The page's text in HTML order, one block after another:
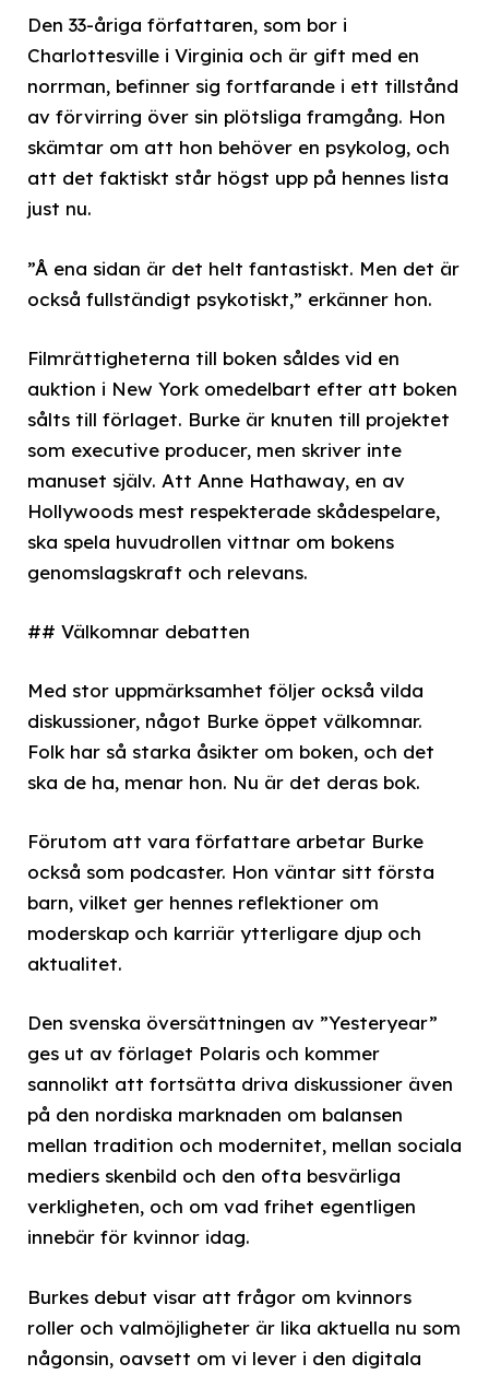
Den 33-åriga författaren, som bor i
Charlottesville i Virginia och är gift med en
norrman, befinner sig fortfarande i ett tillstånd
av förvirring över sin plötsliga framgång. Hon
skämtar om att hon behöver en psykolog, och
att det faktiskt står högst upp på hennes lista
just nu.
”Å ena sidan är det helt fantastiskt. Men det är
också fullständigt psykotiskt,” erkänner hon.
Filmrättigheterna till boken såldes vid en
auktion i New York omedelbart efter att boken
sålts till förlaget. Burke är knuten till projektet
som executive producer, men skriver inte
manuset själv. Att Anne Hathaway, en av
Hollywoods mest respekterade skådespelare,
ska spela huvudrollen vittnar om bokens
genomslagskraft och relevans.
## Välkomnar debatten
Med stor uppmärksamhet följer också vilda
diskussioner, något Burke öppet välkomnar.
Folk har så starka åsikter om boken, och det
ska de ha, menar hon. Nu är det deras bok.
Förutom att vara författare arbetar Burke
också som podcaster. Hon väntar sitt första
barn, vilket ger hennes reflektioner om
moderskap och karriär ytterligare djup och
aktualitet.
Den svenska översättningen av ”Yesteryear”
ges ut av förlaget Polaris och kommer
sannolikt att fortsätta driva diskussioner även
på den nordiska marknaden om balansen
mellan tradition och modernitet, mellan sociala
mediers skenbild och den ofta besvärliga
verkligheten, och om vad frihet egentligen
innebär för kvinnor idag.
Burkes debut visar att frågor om kvinnors
roller och valmöjligheter är lika aktuella nu som
någonsin, oavsett om vi lever i den digitala